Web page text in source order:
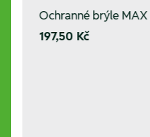
Ochranné brýle MAX
197,50 Kč